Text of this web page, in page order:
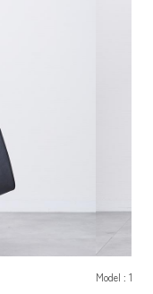
Model : 179